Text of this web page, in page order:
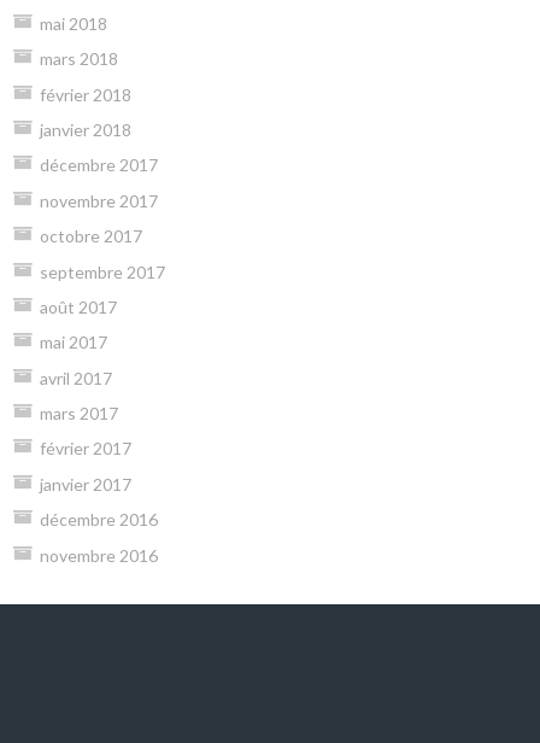
mai 2018
mars 2018
février 2018
janvier 2018
décembre 2017
novembre 2017
octobre 2017
septembre 2017
août 2017
mai 2017
avril 2017
mars 2017
février 2017
janvier 2017
décembre 2016
novembre 2016